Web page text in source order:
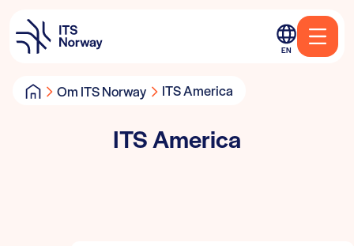
EN
Om ITS Norway ITS America
ITS America